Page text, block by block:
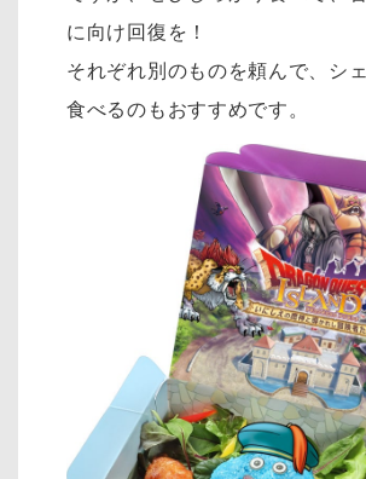
に向け回復を！
それぞれ別のものを頼んで、シ
食べるのもおすすめです。